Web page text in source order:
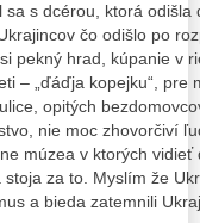
s dcérou, ktorá
čo odišlo po
pekný hrad, kúpanie v
– „ďáďja kopejku“, pre
opitých
nie moc zhovorčiví
múzea v ktorých vidieť
za to. Myslím že
a bieda zatemnili